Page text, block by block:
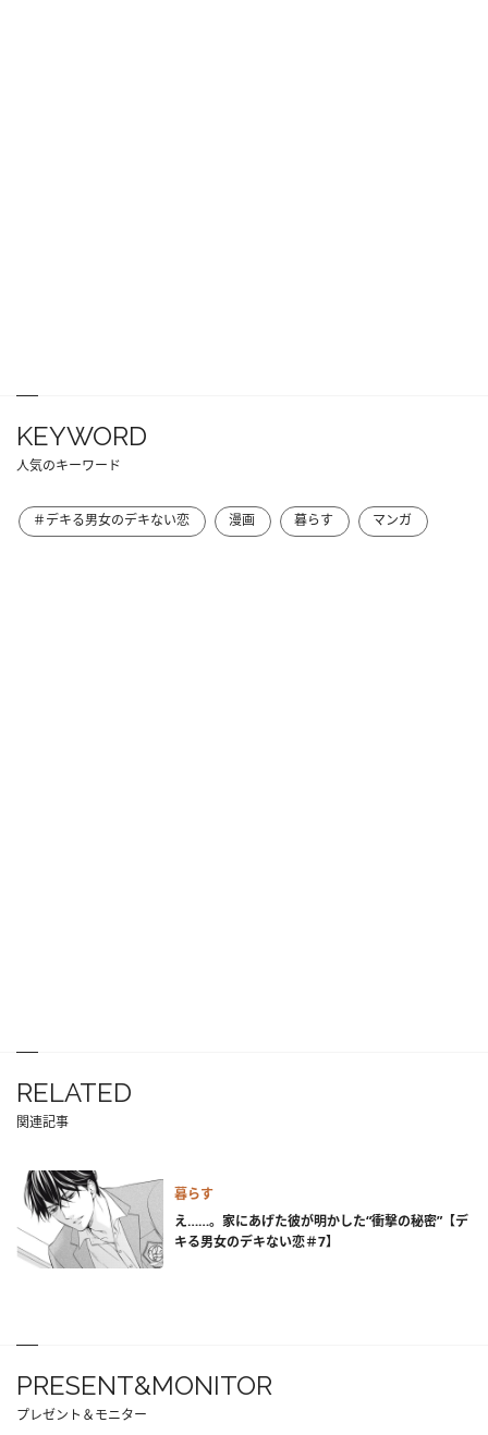
KEYWORD
人気のキーワード
＃デキる男女のデキない恋 漫画 暮らす マンガ
RELATED
関連記事
暮らす
え……。家にあげた彼が明かした“衝撃の秘密”【デ
キる男女のデキない恋＃7】
PRESENT&MONITOR
プレゼント＆モニター